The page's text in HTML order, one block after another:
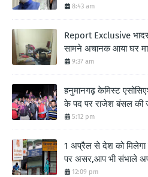
8:43 am
Report Exclusive
सामने अचानक आया घर
9:37 am
हनुमानगढ़ केमिस्ट
के पद पर राजेश बंसल की
5:12 pm
1 अप्रैल से देश को मिलेगा
पर असर,आप भी संभाले
12:09 pm